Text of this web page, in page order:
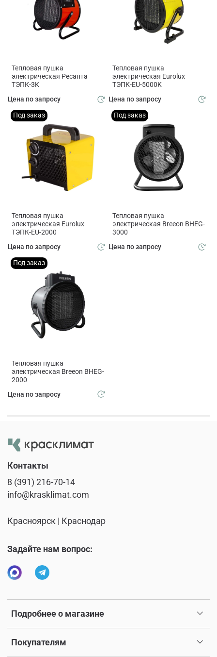
Тепловая пушка
электрическая Ресанта
ТЭПК-3K
Цена по запросу
Тепловая пушка
электрическая Eurolux
ТЭПК-EU-5000K
Цена по запросу
Под заказ
Тепловая пушка
электрическая Eurolux
ТЭПК-EU-2000
Цена по запросу
Под заказ
Тепловая пушка
электрическая Breeon BHEG-
3000
Цена по запросу
Под заказ
Тепловая пушка
электрическая Breeon BHEG-
2000
Цена по запросу
Подробнее о магазине
Покупателям
Контакты
8 (391) 216-70-14
info@krasklimat.com
Красноярск | Краснодар
Задайте нам вопрос: